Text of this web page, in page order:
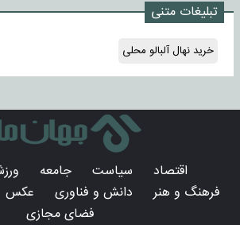
تبلیغات متنی
خرید نهال آلبالو محلی
اقتصاد سیاست جامعه
فرهنگ و هنر
دانش و فناوری عکس
فضای مجازی